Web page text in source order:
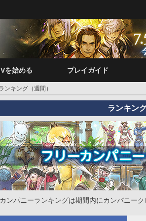
を始める プレイガイド
ンキング（週間）
ランキン
ンパニーランキングは期間内にカンパニー